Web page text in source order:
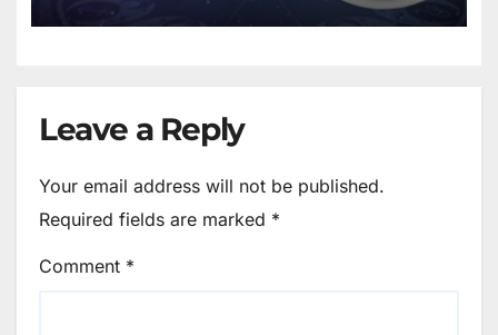
Leave a Reply
Your email address will not be published.
Required fields are marked *
Comment *